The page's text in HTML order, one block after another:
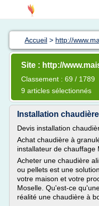
Accueil > http://
Site : http://
Classement : 69 / 1789
9 articles sélectionnés
Installation
Devis installation
Achat chaudière à
installateur de chauffage
Acheter une chaudière
ou pellets est une
votre maison et votre
Moselle. Qu'est-ce
réalité une chaudière à